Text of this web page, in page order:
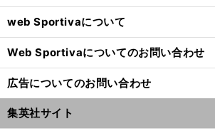
web Sportivaについて
Web Sportivaについてのお問い合わせ
広告についてのお問い合わせ
集英社サイト